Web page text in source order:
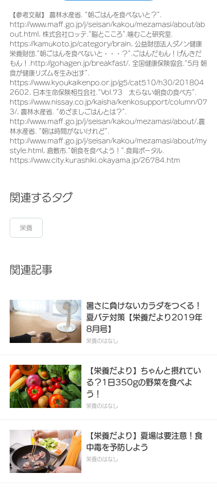
【参考文献】 農林水産省. “朝ごはんを食べないと？”.
http://www.maff.go.jp/j/seisan/kakou/mezamasi/about/ab
out.html, 株式会社ロッテ.“脳とこころ”.噛むこと研究室.
https://kamukoto.jp/category/brain, 公益財団法人ダノン健康
栄養財団.“朝ごはんを食べないと・・・？”.ごはんだもん！げんきだ
もん！.http://gohagen.jp/breakfast/, 全国健康保険協会.“5月 朝
食が健康リズムを生み出す”.
https://www.kyoukaikenpo.or.jp/g5/cat510/h30/201804
2602, 日本生命保険相互会社.“Vol.73 太らない朝食の食べ方”.
https://www.nissay.co.jp/kaisha/kenkosupport/column/07
3/, 農林水産省. “めざましごはんとは？”.
http://www.maff.go.jp/j/seisan/kakou/mezamasi/about/,農
林水産省. “朝は時間がないけれど”.
http://www.maff.go.jp/j/seisan/kakou/mezamasi/about/my
style.html, 倉敷市.“朝食を食べよう！”.食育ポータル.
https://www.city.kurashiki.okayama.jp/26784.htm
関連するタグ
栄養
関連記事
暑さに負けないカラダをつくる！
夏バテ対策【栄養だより2019年
8月号】
栄養のはなし
【栄養だより】ちゃんと摂れてい
る？1日350gの野菜を食べよ
う！
栄養のはなし
【栄養だより】夏場は要注意！食
中毒を予防しよう
栄養のはなし